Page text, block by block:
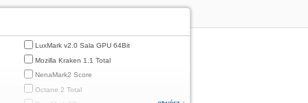
LuxMark v2.0 Sala GPU 64Bit
Mozilla Kraken 1.1 Total
NenaMark2 Score
Octane 2 Total